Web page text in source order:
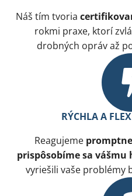
Náš tím tvoria
rokmi praxe, ktorí
drobných opráv až
RÝCHLA A
Reagujeme promptne
prispôsobíme sa
vyriešili vaše problémy